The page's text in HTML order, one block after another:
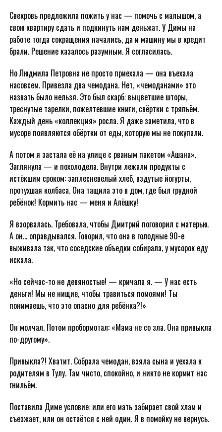
Свекровь предложила пожить у нас — помочь с малышом, а
свою квартиру сдать и подкинуть нам деньжат. У Димы на
работе тогда сокращения начались, да и машину мы в кредит
брали. Решение казалось разумным. Я согласилась.
Но Людмила Петровна не просто приехала — она въехала
насовсем. Привезла два чемодана. Нет, «чемоданами» это
назвать было нельзя. Это был скарб: выцветшие шторы,
треснутые тарелки, пожелтевшие книги, свёртки с тряпьём.
Каждый день «коллекция» росла. Я даже заметила, что в
мусоре появляются обёртки от еды, которую мы не покупали.
А потом я застала её на улице с рваным пакетом «Ашана».
Заглянула — и похолодела. Внутри лежали продукты с
истёкшим сроком: заплесневелый хлеб, вздутые йогурты,
протухшая колбаса. Она тащила это в дом, где был грудной
ребёнок! Кормить нас — меня и Алёшку!
Я взорвалась. Требовала, чтобы Дмитрий поговорил с матерью.
А он… оправдывался. Говорил, что она в голодные 90-е
выживала так, что соседские объедки собирала, у мусорок еду
искала.
«Но сейчас-то не девяностые! — кричала я. — У нас есть
деньги! Мы не нищие, чтобы травиться помоями! Ты
понимаешь, что это опасно для ребёнка?!»
Он молчал. Потом пробормотал: «Мама не со зла. Она привыкла
по-другому».
Привыкла?! Хватит. Собрала чемодан, взяла сына и уехала к
родителям в Тулу. Там чисто, спокойно, и никто не кормит нас
гнильём.
Поставила Диме условие: или его мать забирает свой хлам и
съезжает, или он остаётся с ней один. Я в помойку не вернусь.